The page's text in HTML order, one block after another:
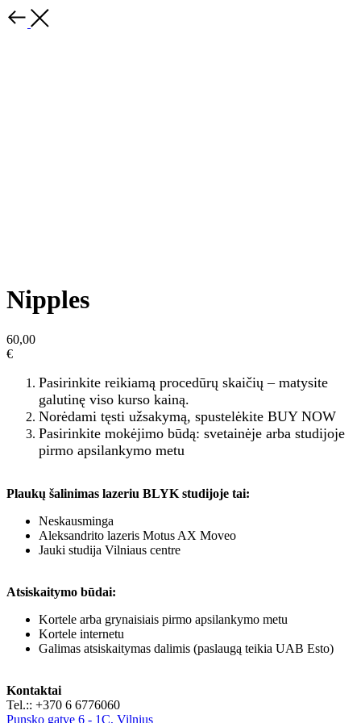
Nipples
60,00
€
Pasirinkite reikiamą procedūrų skaičių – matysite
galutinę viso kurso kainą.
Norėdami tęsti užsakymą, spustelėkite BUY NOW
Pasirinkite mokėjimo būdą: svetainėje arba studijoje
pirmo apsilankymo metu
Plaukų šalinimas lazeriu BLYK studijoje tai:
Neskausminga
Aleksandrito lazeris Motus AX Moveo
Jauki studija Vilniaus centre
Atsiskaitymo būdai:
Kortele arba grynaisiais pirmo apsilankymo metu
Kortele internetu
Galimas atsiskaitymas dalimis (paslaugą teikia UAB Esto)
Kontaktai
Tel.:: +370 6 6776060
Punsko gatve 6 - 1C, Vilnius